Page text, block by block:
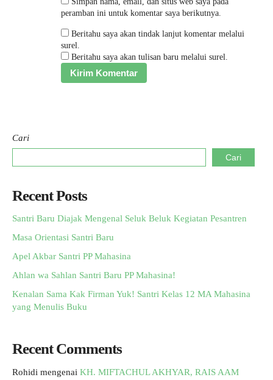
peramban ini untuk komentar saya berikutnya.
Beritahu saya akan tindak lanjut komentar melalui
surel.
Beritahu saya akan tulisan baru melalui surel.
Cari
Cari
Recent Posts
Santri Baru Diajak Mengenal Seluk Beluk Kegiatan Pesantren
Masa Orientasi Santri Baru
Apel Akbar Santri PP Mahasina
Ahlan wa Sahlan Santri Baru PP Mahasina!
Kenalan Sama Kak Firman Yuk! Santri Kelas 12 MA Mahasina
yang Menulis Buku
Recent Comments
Rohidi mengenai KH. MIFTACHUL AKHYAR, RAIS AAM